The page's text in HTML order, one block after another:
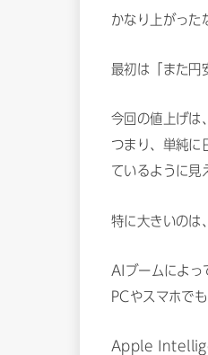
かなり上がった
最初は「また円
今回の値上げは
つまり、単純に
ているように見
特に大きいのは
AIブームによっ
PCやスマホで
Apple